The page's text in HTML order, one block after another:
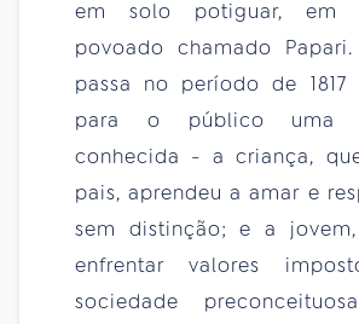
em solo potiguar, em
povoado chamado
passa no período de 1817
para o público uma
conhecida - a criança,
pais, aprendeu a amar e
sem distinção; e a
enfrentar valores
sociedade